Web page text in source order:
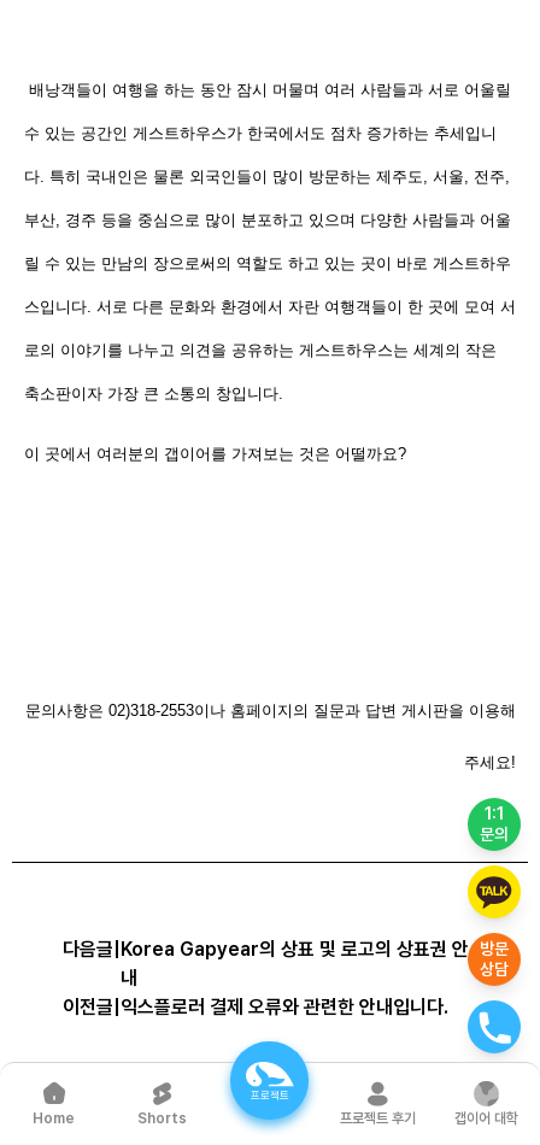
1:1
문의
방문
상담
배낭객들이 여행을 하는 동안 잠시 머물며 여러 사람들과 서로 어울릴
수 있는 공간인 게스트하우스가 한국에서도 점차 증가하는 추세입니
다. 특히 국내인은 물론 외국인들이 많이 방문하는 제주도, 서울, 전주,
부산, 경주 등을 중심으로 많이 분포하고 있으며 다양한 사람들과 어울
릴 수 있는 만남의 장으로써의 역할도 하고 있는 곳이 바로 게스트하우
스입니다. 서로 다른 문화와 환경에서 자란 여행객들이 한 곳에 모여 서
로의 이야기를 나누고 의견을 공유하는 게스트하우스는 세계의 작은
축소판이자 가장 큰 소통의 창입니다.
이 곳에서 여러분의 갭이어를 가져보는 것은 어떨까요?
문의사항은 02)318-2553이나 홈페이지의 질문과 답변 게시판을 이용해
주세요!
다음글 Korea Gapyear의 상표 및 로고의 상표권 안
내
이전글 익스플로러 결제 오류와 관련한 안내입니다.
목록으로
Home Shorts
프로젝트
프로젝트 후기 갭이어 대학